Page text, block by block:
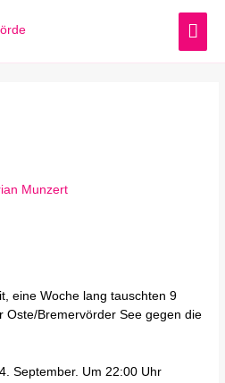
Munzert
eine Woche lang tauschten 9
Oste/Bremervörder See gegen die
September. Um 22:00 Uhr